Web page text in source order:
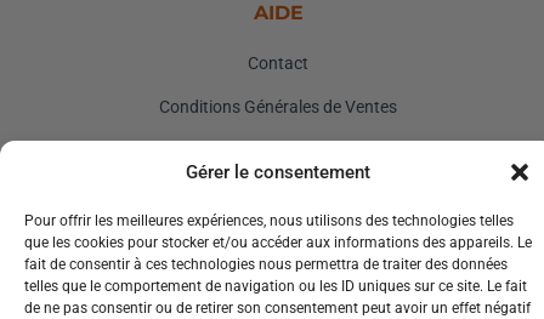
Gérer le consentement
Pour offrir les meilleures expériences, nous utilisons des technologies telles
que les cookies pour stocker et/ou accéder aux informations des appareils. Le
fait de consentir à ces technologies nous permettra de traiter des données
telles que le comportement de navigation ou les ID uniques sur ce site. Le fait
de ne pas consentir ou de retirer son consentement peut avoir un effet négatif
AIDE
Contact
Conditions Générales de Ventes
Copyright © 2026 Mes Abeilles Tous les droits sont réservés.